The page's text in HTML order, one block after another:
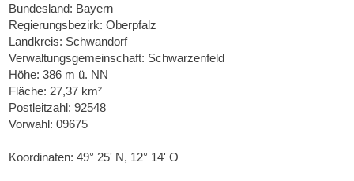
Bundesland: Bayern
Regierungsbezirk: Oberpfalz
Landkreis: Schwandorf
Verwaltungsgemeinschaft: Schwarzenfeld
Höhe: 386 m ü. NN
Fläche: 27,37 km²
Postleitzahl: 92548
Vorwahl: 09675
Koordinaten: 49° 25' N, 12° 14' O